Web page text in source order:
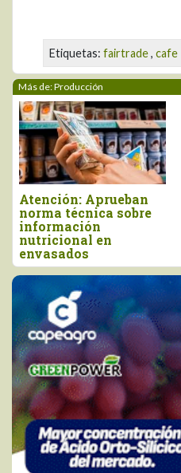
Etiquetas: fairtrade, cafe
Más de: Producción
Atención: Aprueban
norma técnica sobre
información
nutricional en
envasados